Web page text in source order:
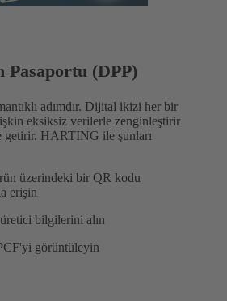
(DPP)
adımdır. Dijital ikizi her bir
eksiksiz verilerle zenginleştirir
getirir. HARTING ile şunları
üzerindeki bir QR kodu
erişin
bilgilerini alın
görüntüleyin